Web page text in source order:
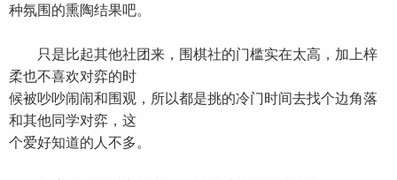
种氛围的熏陶结果吧。
只是比起其他社团来，围棋社的门槛实在太高，加上梓
柔也不喜欢对弈的时
候被吵吵闹闹和围观，所以都是挑的冷门时间去找个边角落
和其他同学对弈，这
个爱好知道的人不多。